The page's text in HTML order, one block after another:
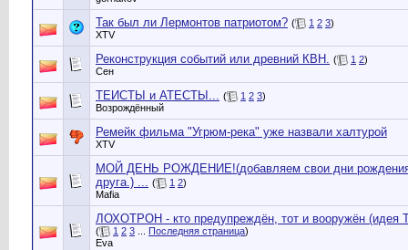
Так был ли Лермонтов патриотом? ( 1 2 3)
XTV
Реконструкция событий или древний КВН. ( 1 2)
Сен
ТЕИСТЫ и АТЕСТЫ... ( 1 2 3)
Возрождённый
Ремейк фильма "Угрюм-река" уже назвали халтурой
XTV
МОЙ ДЕНЬ РОЖДЕНИЕ!(добавляем свои дни
друга.) ... ( 1 2)
Mafia
ЛОХОТРОН - кто предупреждён, тот и вооружён (идея
( 1 2 3 Последняя страница)
Eva